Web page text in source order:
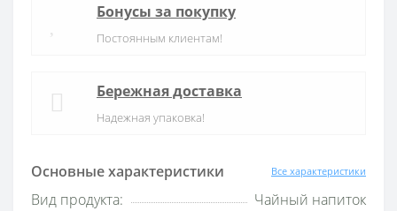
Основные характеристики Все характеристики
Вид продукта:
Чайный напиток
Бонусы за покупку
Постоянным клиентам!
Бережная доставка
Надежная упаковка!